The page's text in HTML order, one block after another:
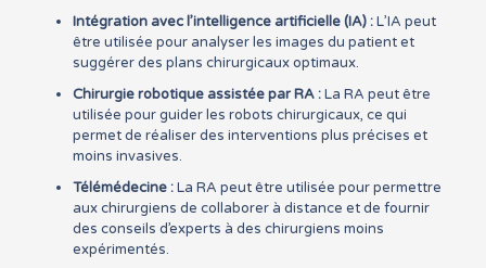
Intégration avec l’intelligence artificielle (IA) :L’IA peut
être utilisée pour analyser les images du patient et
suggérer des plans chirurgicaux optimaux.
Chirurgie robotique assistée par RA :La RA peut être
utilisée pour guider les robots chirurgicaux, ce qui
permet de réaliser des interventions plus précises et
moins invasives.
Télémédecine :La RA peut être utilisée pour permettre
aux chirurgiens de collaborer à distance et de fournir
des conseils d’experts à des chirurgiens moins
expérimentés.